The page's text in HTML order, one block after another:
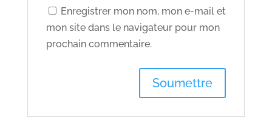
Enregistrer mon nom, mon e-mail et
mon site dans le navigateur pour mon
prochain commentaire.